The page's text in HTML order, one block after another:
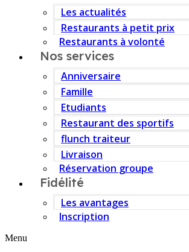
Les actualités
Restaurants à petit prix
Restaurants à volonté
Nos services
Anniversaire
Famille
Etudiants
Restaurant des sportifs
flunch traiteur
Livraison
Réservation groupe
Fidélité
Les avantages
Inscription
Menu